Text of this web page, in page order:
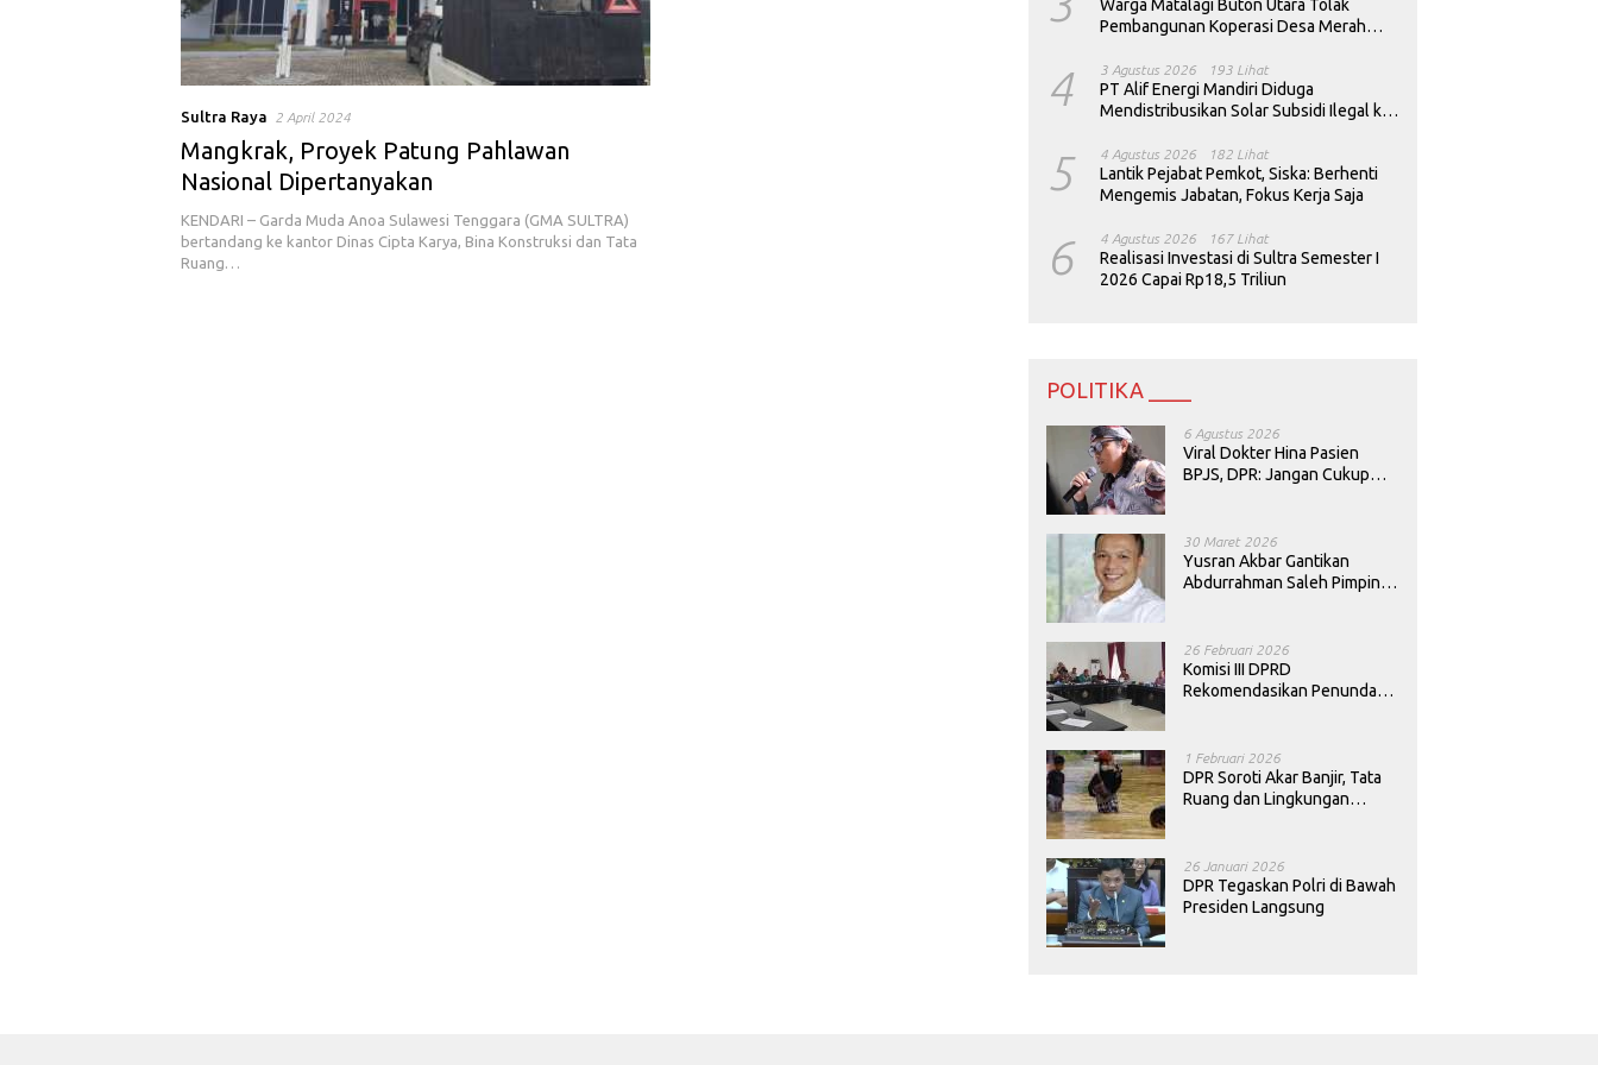
Sultra Raya 2 April 2024
Mangkrak, Proyek Patung Pahlawan
Nasional Dipertanyakan
KENDARI – Garda Muda Anoa Sulawesi Tenggara (GMA SULTRA)
bertandang ke kantor Dinas Cipta Karya, Bina Konstruksi dan Tata
Ruang…
Warga Matalagi Buton Utara Tolak
Pembangunan Koperasi Desa Merah
4 3 Agustus 2026 193 Lihat
PT Alif Energi Mandiri Diduga
Mendistribusikan Solar Subsidi Ilegal ke
5 4 Agustus 2026 182 Lihat
Lantik Pejabat Pemkot, Siska: Berhenti
Mengemis Jabatan, Fokus Kerja Saja
6 4 Agustus 2026 167 Lihat
Realisasi Investasi di Sultra Semester I
2026 Capai Rp18,5 Triliun
POLITIKA ____
6 Agustus 2026
Viral Dokter Hina Pasien
BPJS, DPR: Jangan Cukup
30 Maret 2026
Yusran Akbar Gantikan
Abdurrahman Saleh Pimpin
26 Februari 2026
Komisi III DPRD
Rekomendasikan Penundaan
1 Februari 2026
DPR Soroti Akar Banjir, Tata
Ruang dan Lingkungan
26 Januari 2026
DPR Tegaskan Polri di Bawah
Presiden Langsung